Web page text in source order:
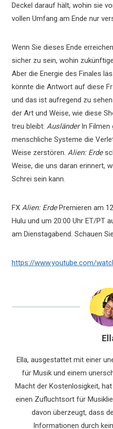
Deckel darauf hält, wohin sie
vollen Umfang am Ende nur
Wenn Sie dieses Ende
sicher zu sein, wohin
Aber die Energie des Finales
könnte die Antwort auf diese
und das ist aufregend zu
der Art und Weise, wie diese
treu bleibt: AusländerIn Filmen
menschliche Systeme die
Weise zerstören. Alien: Erde
Weise, die uns daran erinnert,
Schrei sein kann.
FX Alien: ErdePremieren am
Hulu und um 20:00 Uhr ET/PT
am Dienstagabend. Schauen
https://www.youtube.com/
Ella, ausgestattet mit einer
für Musik und einem
Macht der Kostenlosigkeit,
einen Zufluchtsort für
davon überzeugt, dass
Informationen durch